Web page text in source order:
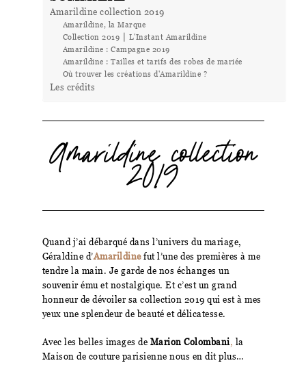
Amarildine collection 2019
Amarildine, la Marque
Collection 2019 ⎮ L'Instant Amarildine
Amarildine : Campagne 2019
Amarildine : Tailles et tarifs des robes de mariée
Où trouver les créations d'Amarildine ?
Les crédits
Amarildine collection
2019
Quand j’ai débarqué dans l’univers du mariage,
Géraldine d’Amarildinefut l’une des premières à me
tendre la main. Je garde de nos échanges un
souvenir ému et nostalgique. Et c’est un grand
honneur de dévoiler sa collection 2019 qui est à mes
yeux une splendeur de beauté et délicatesse.
Avec les belles images de Marion Colombani, la
Maison de couture parisienne nous en dit plus…